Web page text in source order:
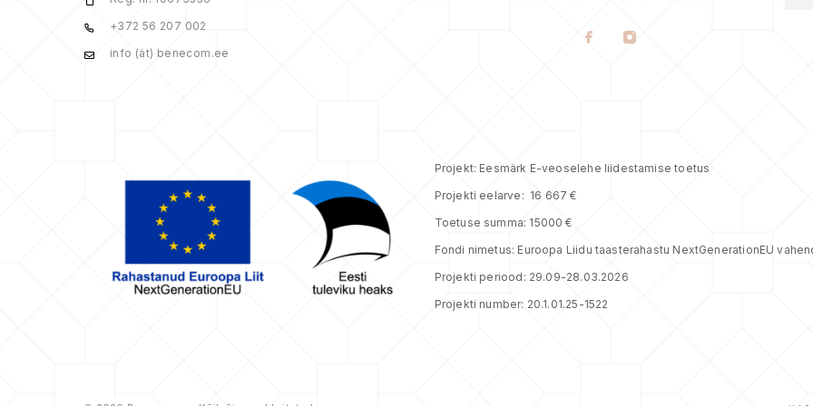
+372 56 207 002
info (ät) benecom.ee
Projekt: Eesmärk E-veoselehe liidestamise toetus
Projekti eelarve: 16 667 €
Toetuse summa: 15000 €
Fondi nimetus: Euroopa Liidu taasterahastu NextGenerationEU
Projekti periood: 29.09-28.03.2026
Projekti number: 20.1.01.25-1522